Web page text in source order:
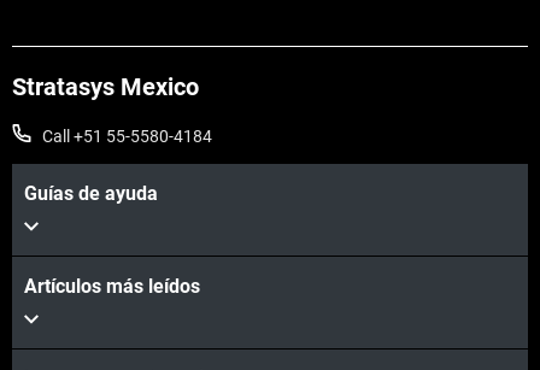
Stratasys Mexico
Call +51 55-5580-4184
Guías de ayuda
Artículos más leídos